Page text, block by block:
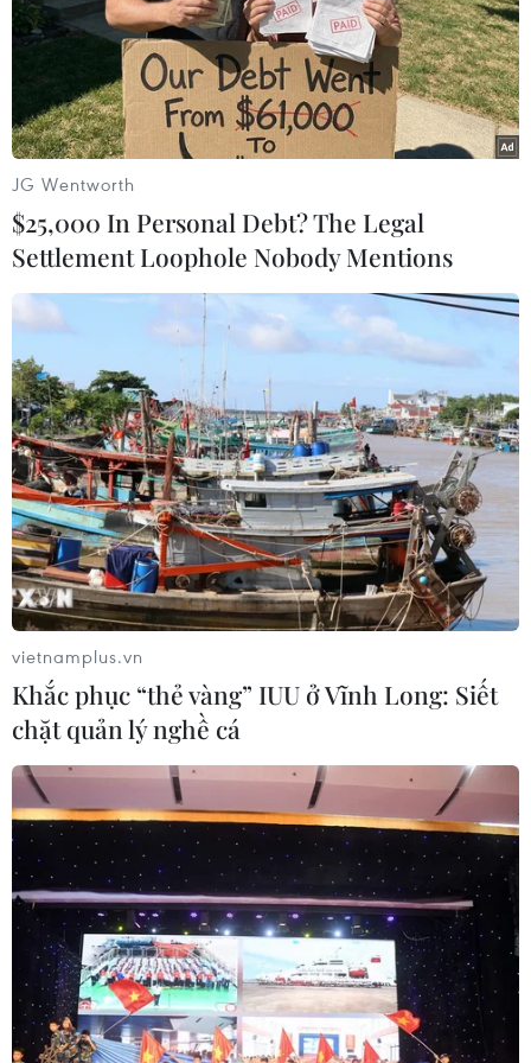
Phố Wall lập kỷ lục mới nhờ đà tăng
của nhóm cổ phiếu AI
05/08/2026 00:37
Tỷ phú Jeff Bezos bán 15 triệu cổ
phiếu Amazon trị giá hơn 4 tỷ USD
04/08/2026 23:29
Phố Wall lập đỉnh lịch sử khi giá dầu
lao dốc mạnh
04/08/2026 00:59
Thị trường chứng khoán thế giới:
Nhà đầu tư chấp chới
03/08/2026 14:35
VN-Index tăng hơn 27 điểm, khối
ngoại mua ròng trở lại hơn 1.000 tỷ
đồng
03/08/2026 09:32
Cổ phiếu công nghệ giảm sâu: Định
giá lại hay cơ hội tích lũy?
03/08/2026 08:45
JG Wentworth
$25,000 In Personal Debt? The Legal
Settlement Loophole Nobody Mentions
vietnamplus.vn
Khắc phục “thẻ vàng” IUU ở Vĩnh Long: Siết
chặt quản lý nghề cá